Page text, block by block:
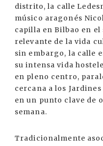
distrito, la calle
músico aragonés
capilla en Bilbao en
relevante de la vida
sin embargo, la calle
su intensa vida
en pleno centro,
cercana a los
en un punto clave de
semana.
Tradicionalmente